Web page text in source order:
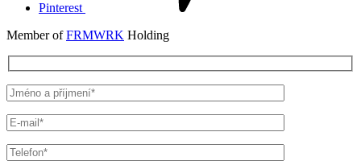
Pinterest
Member ofFRMWRK Holding